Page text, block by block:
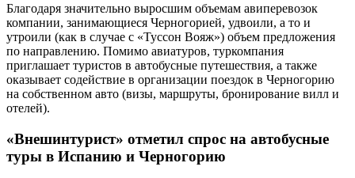
Благодаря значительно выросшим объемам авиперевозок
компании, занимающиеся Черногорией, удвоили, а то и
утроили (как в случае с «Туссон Вояж») объем предложения
по направлению. Помимо авиатуров, туркомпания
приглашает туристов в автобусные путешествия, а также
оказывает содействие в организации поездок в Черногорию
на собственном авто (визы, маршруты, бронирование вилл и
отелей).
«Внешинтурист» отметил спрос на автобусные
туры в Испанию и Черногорию